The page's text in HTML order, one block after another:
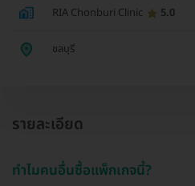
RIA Chonburi Clinic 5.0
ชลบุรี
รายละเอียด
ทำไมคนอื่นซื้อแพ็กเกจนี้?